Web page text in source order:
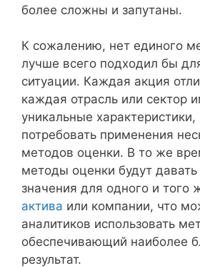
более сложны и запутаны.
К сожалению, нет единого
лучше всего подходил бы
ситуации. Каждая акция
каждая отрасль или сектор
уникальные
потребовать применения
методов оценки. В то же
методы оценки будут
значения для одного и того
актива или компании, что
аналитиков использовать
обеспечивающий наиболее
результат.